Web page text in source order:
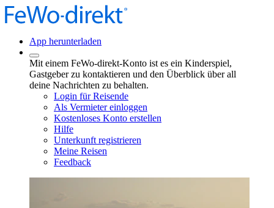
App herunterladen
Mit einem FeWo-direkt-Konto ist es ein Kinderspiel,
Gastgeber zu kontaktieren und den Überblick über all
deine Nachrichten zu behalten.
Login für Reisende
Als Vermieter einloggen
Kostenloses Konto erstellen
Hilfe
Unterkunft registrieren
Meine Reisen
Feedback